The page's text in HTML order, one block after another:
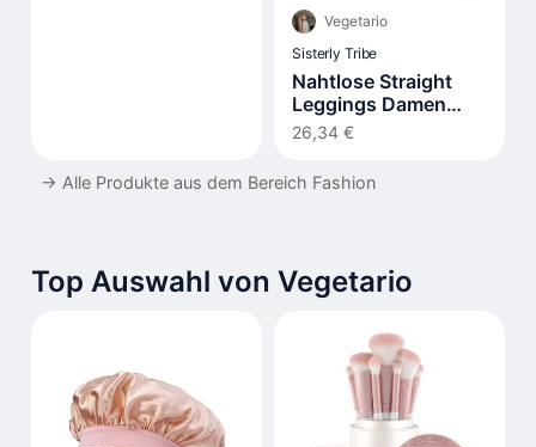
Vegetario
Sisterly Tribe
Nahtlose Straight
Leggings Damen
Hohe Taille Flared
26,34 €
→ Alle Produkte aus dem Bereich Fashion
Top Auswahl von Vegetario